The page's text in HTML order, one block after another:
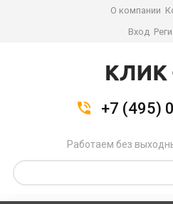
О компании
Вход
+7 (495)
Работаем без